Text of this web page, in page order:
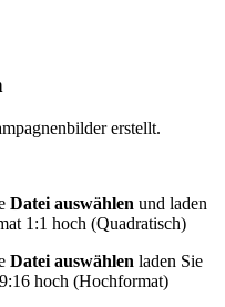
erstellt.
Datei auswählen und laden
1:1 hoch (Quadratisch)
Datei auswählen laden Sie
hoch (Hochformat)